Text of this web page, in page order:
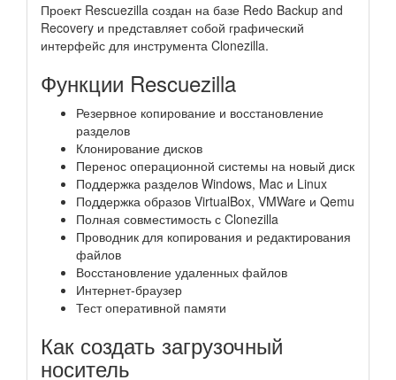
Проект Rescuezilla создан на базе Redo Backup and
Recovery и представляет собой графический
интерфейс для инструмента Clonezilla.
Функции Rescuezilla
Резервное копирование и восстановление
разделов
Клонирование дисков
Перенос операционной системы на новый диск
Поддержка разделов Windows, Mac и Linux
Поддержка образов VirtualBox, VMWare и Qemu
Полная совместимость с Clonezilla
Проводник для копирования и редактирования
файлов
Восстановление удаленных файлов
Интернет-браузер
Тест оперативной памяти
Как создать загрузочный
носитель